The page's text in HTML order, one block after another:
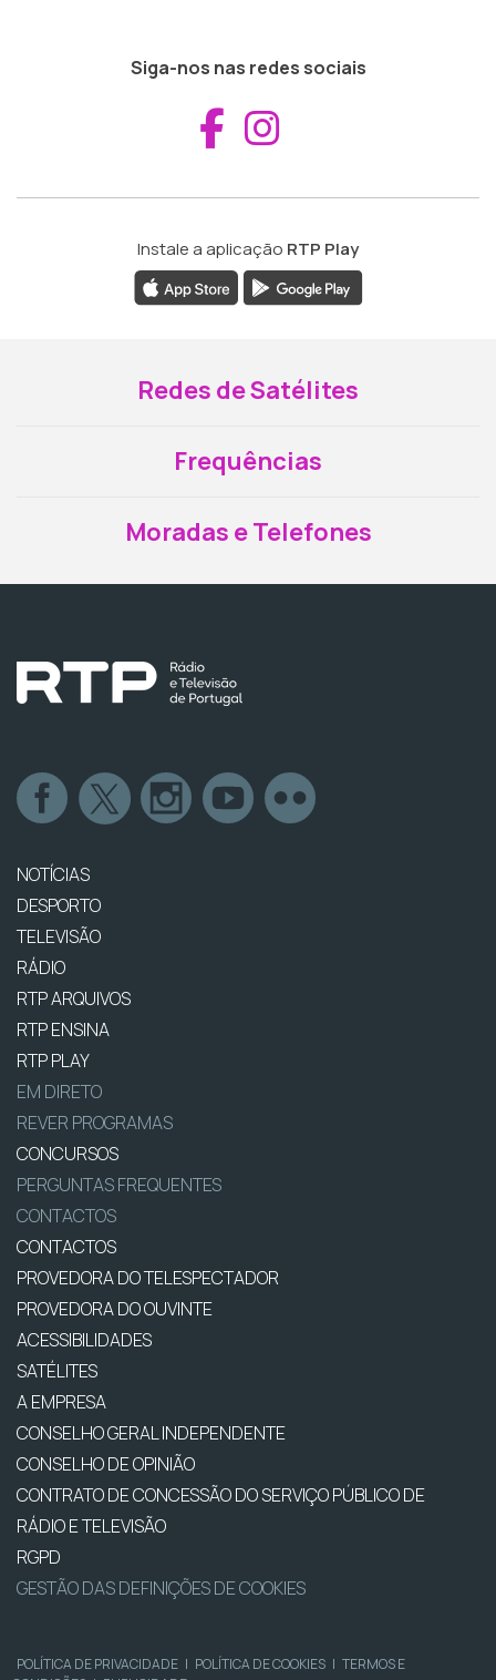
Siga-nos nas redes sociais
Aceder ao
Instale a aplicação RTP Play
Redes de Satélites
Frequências
Moradas e Telefones
NOTÍCIAS
DESPORTO
TELEVISÃO
RÁDIO
RTP ARQUIVOS
RTP ENSINA
RTP PLAY
EM DIRETO
REVER PROGRAMAS
CONCURSOS
PERGUNTAS FREQUENTES
CONTACTOS
CONTACTOS
PROVEDORA DO TELESPECTADOR
PROVEDORA DO OUVINTE
ACESSIBILIDADES
SATÉLITES
A EMPRESA
CONSELHO GERAL INDEPENDENTE
CONSELHO DE OPINIÃO
CONTRATO DE CONCESSÃO DO SERVIÇO PÚBLICO DE
RÁDIO E TELEVISÃO
RGPD
GESTÃO DAS DEFINIÇÕES DE COOKIES
POLÍTICA DE PRIVACIDADE | POLÍTICA DE COOKIES | TERMOS E